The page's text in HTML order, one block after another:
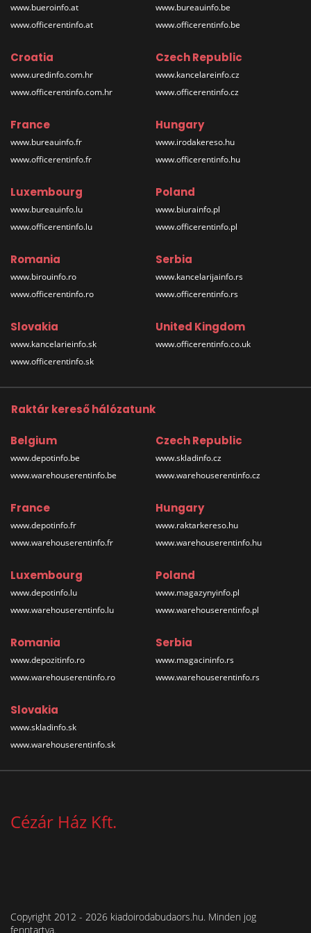
www.bueroinfo.at
www.officerentinfo.at
www.bureauinfo.be
www.officerentinfo.be
Croatia
www.uredinfo.com.hr
www.officerentinfo.com.hr
Czech Republic
www.kancelareinfo.cz
www.officerentinfo.cz
France
www.bureauinfo.fr
www.officerentinfo.fr
Hungary
www.irodakereso.hu
www.officerentinfo.hu
Luxembourg
www.bureauinfo.lu
www.officerentinfo.lu
Poland
www.biurainfo.pl
www.officerentinfo.pl
Romania
www.birouinfo.ro
www.officerentinfo.ro
Serbia
www.kancelarijainfo.rs
www.officerentinfo.rs
Slovakia
www.kancelarieinfo.sk
www.officerentinfo.sk
United Kingdom
www.officerentinfo.co.uk
Raktár kereső hálózatunk
Belgium
www.depotinfo.be
www.warehouserentinfo.be
Czech Republic
www.skladinfo.cz
www.warehouserentinfo.cz
France
www.depotinfo.fr
www.warehouserentinfo.fr
Hungary
www.raktarkereso.hu
www.warehouserentinfo.hu
Luxembourg
www.depotinfo.lu
www.warehouserentinfo.lu
Poland
www.magazynyinfo.pl
www.warehouserentinfo.pl
Romania
www.depozitinfo.ro
www.warehouserentinfo.ro
Serbia
www.magacininfo.rs
www.warehouserentinfo.rs
Slovakia
www.skladinfo.sk
www.warehouserentinfo.sk
Cézár Ház Kft.
Copyright 2012 - 2026 kiadoirodabudaors.hu. Minden jog
fenntartva.